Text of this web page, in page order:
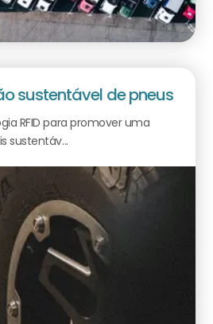
sustentável de pneus
RFID para promover uma
sustentáv...